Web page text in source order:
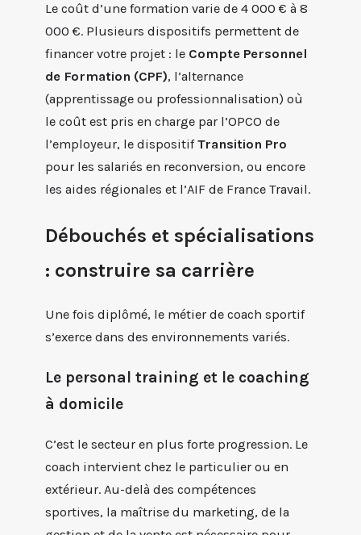
Le coût d’une formation varie de 4 000 € à 8
000 €. Plusieurs dispositifs permettent de
financer votre projet : le Compte Personnel
de Formation (CPF), l’alternance
(apprentissage ou professionnalisation) où
le coût est pris en charge par l’OPCO de
l’employeur, le dispositifTransition Pro
pour les salariés en reconversion, ou encore
les aides régionales et l’AIF de France Travail.
Débouchés et spécialisations
: construire sa carrière
Une fois diplômé, le métier de coach sportif
s’exerce dans des environnements variés.
Le personal training et le coaching
à domicile
C’est le secteur en plus forte progression. Le
coach intervient chez le particulier ou en
extérieur. Au-delà des compétences
sportives, la maîtrise du marketing, de la